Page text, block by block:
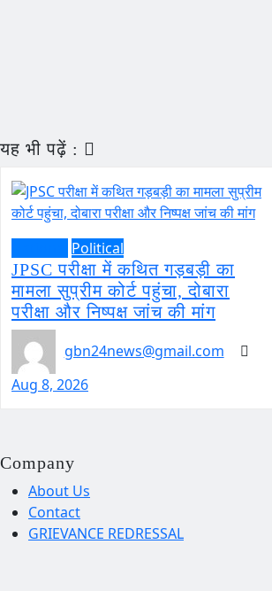
यह भी पढ़ें :
Political
JPSC परीक्षा में कथित गड़बड़ी का
मामला सुप्रीम कोर्ट पहुंचा, दोबारा
परीक्षा और निष्पक्ष जांच की मांग
gbn24news@gmail.com
Aug 8, 2026
Company
About Us
Contact
GRIEVANCE REDRESSAL